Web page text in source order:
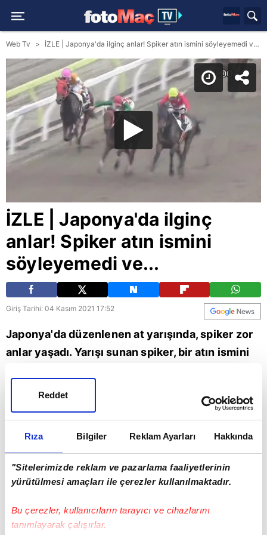
Rıza Bilgiler Reklam Ayarları Hakkında
"Sitelerimizde reklam ve pazarlama faaliyetlerinin
yürütülmesi amaçları ile çerezler kullanılmaktadır.
Bu çerezler, kullanıcıların tarayıcı ve cihazlarını
tanımlayarak çalışırlar.
Reddet
Web Tv İZLE | Japonya'da ilginç anlar! Spiker atın ismini söyleyemedi ve...
İZLE | Japonya'da ilginç
anlar! Spiker atın ismini
söyleyemedi ve...
Giriş Tarihi: 04 Kasım 2021 17:52
Japonya'da düzenlenen at yarışında, spiker zor
anlar yaşadı. Yarışı sunan spiker, bir atın ismini
'Sumomomomomomomomomomo'. 3 yaşındaki
Sumomomomomomomomomomo yarışı 12 .
sırada tamamladı.